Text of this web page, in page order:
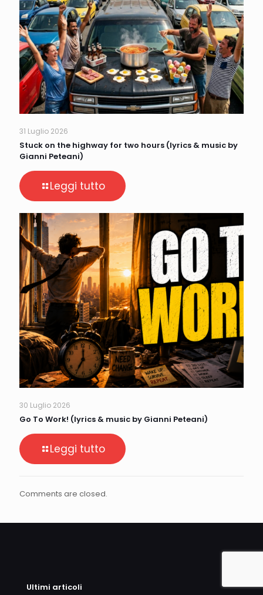
31 Luglio 2026
Stuck on the highway for two hours (lyrics & music by
Gianni Peteani)
Leggi tutto
30 Luglio 2026
Go To Work! (lyrics & music by Gianni Peteani)
Leggi tutto
Comments are closed.
Ultimi articoli